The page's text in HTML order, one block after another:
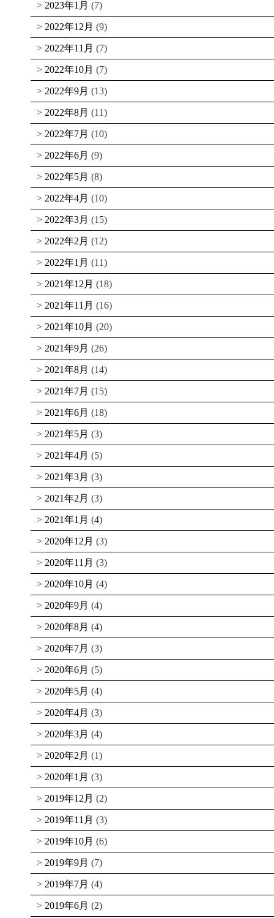
2023年1月 (7)
2022年12月 (9)
2022年11月 (7)
2022年10月 (7)
2022年9月 (13)
2022年8月 (11)
2022年7月 (10)
2022年6月 (9)
2022年5月 (8)
2022年4月 (10)
2022年3月 (15)
2022年2月 (12)
2022年1月 (11)
2021年12月 (18)
2021年11月 (16)
2021年10月 (20)
2021年9月 (26)
2021年8月 (14)
2021年7月 (15)
2021年6月 (18)
2021年5月 (3)
2021年4月 (5)
2021年3月 (3)
2021年2月 (3)
2021年1月 (4)
2020年12月 (3)
2020年11月 (3)
2020年10月 (4)
2020年9月 (4)
2020年8月 (4)
2020年7月 (3)
2020年6月 (5)
2020年5月 (4)
2020年4月 (3)
2020年3月 (4)
2020年2月 (1)
2020年1月 (3)
2019年12月 (2)
2019年11月 (3)
2019年10月 (6)
2019年9月 (7)
2019年7月 (4)
2019年6月 (2)